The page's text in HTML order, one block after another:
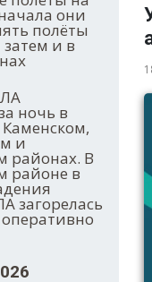
они
полёты
и в
ночь в
и
районах. В
районе в
загорелась